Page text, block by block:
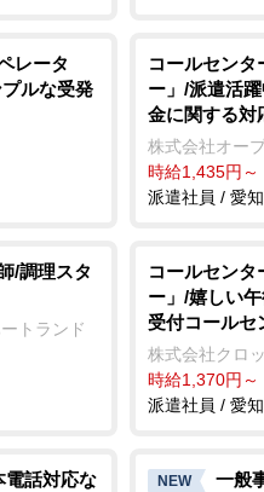
レータ
ルな受発
コールセンタ
ー」/派遣活
金に関する対
株式会社オー
時給1,435円～
派遣社員 / 愛
/調理スタ
トランド
コールセンタ
ー」/嬉しい
受付コールセ
株式会社クロ
時給1,370円～
派遣社員 / 愛
電話対応な
NEW
一般